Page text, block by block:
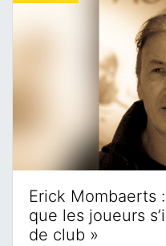
Erick Mombaerts
que les joueurs
de club »